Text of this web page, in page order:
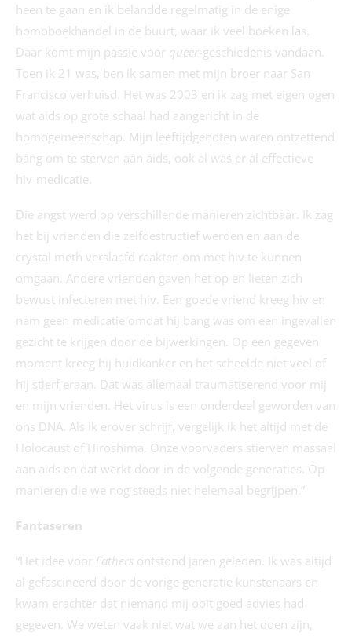
heen te gaan en ik belandde regelmatig in de enige
homoboekhandel in de buurt, waar ik veel boeken las.
Daar komt mijn passie voor queer-geschiedenis vandaan.
Toen ik 21 was, ben ik samen met mijn broer naar San
Francisco verhuisd. Het was 2003 en ik zag met eigen ogen
wat aids op grote schaal had aangericht in de
homogemeenschap. Mijn leeftijdgenoten waren ontzettend
bang om te sterven aan aids, ook al was er al effectieve
hiv-medicatie.
Die angst werd op verschillende manieren zichtbaar. Ik zag
het bij vrienden die zelfdestructief werden en aan de
crystal meth verslaafd raakten om met hiv te kunnen
omgaan. Andere vrienden gaven het op en lieten zich
bewust infecteren met hiv. Een goede vriend kreeg hiv en
nam geen medicatie omdat hij bang was om een ingevallen
gezicht te krijgen door de bijwerkingen. Op een gegeven
moment kreeg hij huidkanker en het scheelde niet veel of
hij stierf eraan. Dat was allemaal traumatiserend voor mij
en mijn vrienden. Het virus is een onderdeel geworden van
ons DNA. Als ik erover schrijf, vergelijk ik het altijd met de
Holocaust of Hiroshima. Onze voorvaders stierven massaal
aan aids en dat werkt door in de volgende generaties. Op
manieren die we nog steeds niet helemaal begrijpen.”
Fantaseren
“Het idee voor Fathers ontstond jaren geleden. Ik was altijd
al gefascineerd door de vorige generatie kunstenaars en
kwam erachter dat niemand mij ooit goed advies had
gegeven. We weten vaak niet wat we aan het doen zijn,